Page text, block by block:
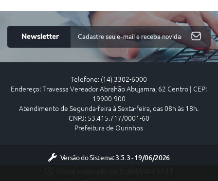
Newsletter
Telefone: (14) 3302-6000
Endereço: Travessa Vereador Abrahão Abujamra, 62 Centro | CEP:
19900-900
Atendimento de Segunda-feira à Sexta-feira, das 08h às 18h.
CNPJ: 53.415.717/0001-60
Prefeitura de Ourinhos
Versão do Sistema:3.5.3 - 19/06/2026